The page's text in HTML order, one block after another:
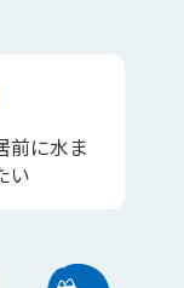
前に水ま
い